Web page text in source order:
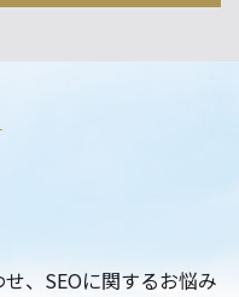
、SEOに関するお悩み